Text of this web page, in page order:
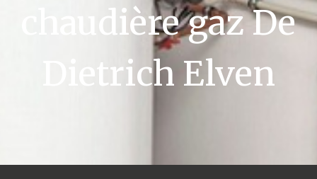
chaudière gaz De
Dietrich Elven